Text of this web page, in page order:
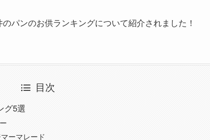
パンのお供ランキングについて紹介されました！
目次
グ5選
ーマレード